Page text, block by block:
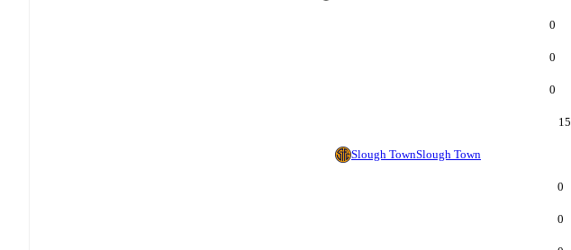
0
0
0
15
Slough TownSlough Town
0
0